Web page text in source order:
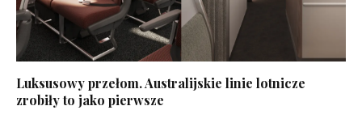
Luksusowy przełom. Australijskie linie lotnicze
zrobiły to jako pierwsze